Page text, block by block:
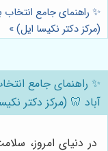
✨ راهنمای جامع انتخاب
(مرکز دکتر نکیسا ایل)»
✨ راهنمای جامع
آباد 🦷 (مرکز دکتر
در دنیای امروز،